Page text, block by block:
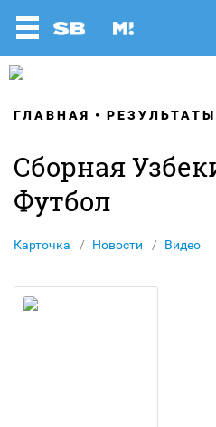
ГЛАВНАЯ РЕЗУЛЬТАТЫ
Сборная
Футбол
Карточка Новости Видео